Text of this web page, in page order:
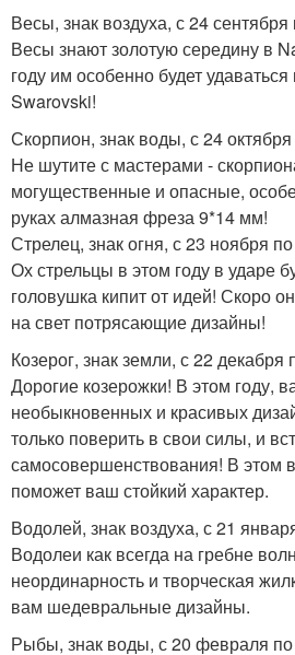
Весы, знак воздуха, с 24 сентября
Весы знают золотую середину в
году им особенно будет удаваться
Swarovski!
Скорпион, знак воды, с 24
Не шутите с мастерами -
могущественные и опасные,
руках алмазная фреза 9*14 мм!
Стрелец, знак огня, с 23 ноября
Ох стрельцы в этом году в ударе
головушка кипит от идей! Скоро
на свет потрясающие дизайны!
Козерог, знак земли, с 22 декабря
Дорогие козерожки! В этом году,
необыкновенных и красивых
только поверить в свои силы, и
самосовершенствования! В этом
поможет ваш стойкий характер.
Водолей, знак воздуха, с 21
Водолеи как всегда на гребне
неординарность и творческая
вам шедевральные дизайны.
Рыбы, знак воды, с 20 февраля